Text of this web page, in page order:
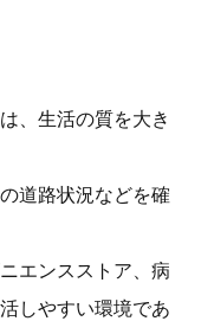
、生活の質を大き
道路状況などを確
エンスストア、病
しやすい環境であ